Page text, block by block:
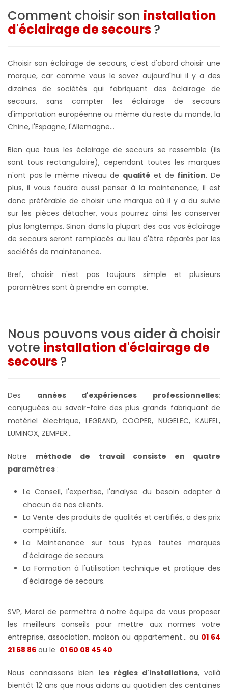
Comment choisir son installation
d'éclairage de secours?
Choisir son éclairage de secours, c'est d'abord choisir une
marque, car comme vous le savez aujourd'hui il y a des
dizaines de sociétés qui fabriquent des éclairage de
secours, sans compter les éclairage de secours
d'importation européenne ou même du reste du monde, la
Chine, l'Espagne, l'Allemagne...
Bien que tous les éclairage de secours se ressemble (ils
sont tous rectangulaire), cependant toutes les marques
n'ont pas le même niveau de qualité et de finition. De
plus, il vous faudra aussi penser à la maintenance, il est
donc préférable de choisir une marque où il y a du suivie
sur les pièces détacher, vous pourrez ainsi les conserver
plus longtemps. Sinon dans la plupart des cas vos éclairage
de secours seront remplacés au lieu d'être réparés par les
sociétés de maintenance.
Bref, choisir n'est pas toujours simple et plusieurs
paramètres sont à prendre en compte.
Nous pouvons vous aider à choisir
votre installation d'éclairage de
secours?
Des années d'expériences professionnelles;
conjuguées au savoir-faire des plus grands fabriquant de
matériel électrique, LEGRAND, COOPER, NUGELEC, KAUFEL,
LUMINOX, ZEMPER...
Notre méthode de travail consiste en quatre
paramètres :
Le Conseil, l'expertise, l'analyse du besoin adapter à
chacun de nos clients.
La Vente des produits de qualités et certifiés, a des prix
compétitifs.
La Maintenance sur tous types toutes marques
d'éclairage de secours.
La Formation à l'utilisation technique et pratique des
d'éclairage de secours.
SVP, Merci de permettre à notre équipe de vous proposer
les meilleurs conseils pour mettre aux normes votre
entreprise, association, maison ou appartement... au 01 64
21 68 86 ou le 01 60 08 45 40
Nous connaissons bien les règles d'installations, voilà
bientôt 12 ans que nous aidons au quotidien des centaines